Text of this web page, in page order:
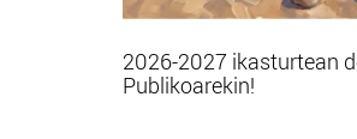
2026-2027 ikasturtean
Publikoarekin!